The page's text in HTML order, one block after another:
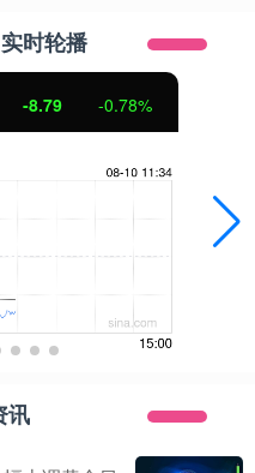
时轮播
-8.79 -0.78%
讯